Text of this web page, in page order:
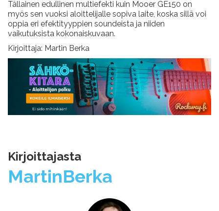
Tällainen edullinen multiefekti kuin Mooer GE150 on
myös sen vuoksi aloittelijalle sopiva laite, koska sillä voi
oppia eri efektityyppien soundeista ja niiden
vaikutuksista kokonaiskuvaan.
Kirjoittaja: Martin Berka
Kirjoittajasta
MartinBerka